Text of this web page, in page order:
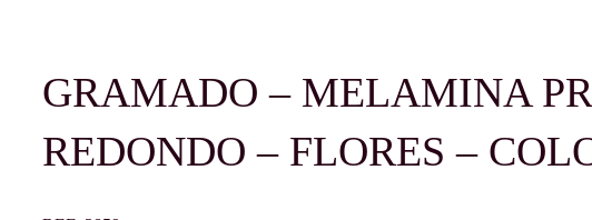
GRAMADO – MELAMINA
REDONDO – FLORES –